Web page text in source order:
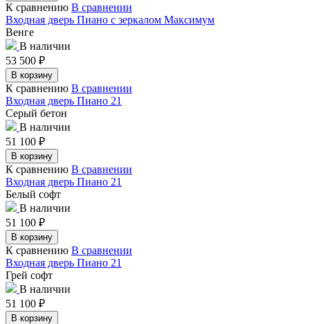
К сравнению В сравнении
Входная дверь Пиано с зеркалом Максимум
Венге
В наличии
53 500 ₽
В корзину
К сравнению В сравнении
Входная дверь Пиано 21
Серый бетон
В наличии
51 100 ₽
В корзину
К сравнению В сравнении
Входная дверь Пиано 21
Белый софт
В наличии
51 100 ₽
В корзину
К сравнению В сравнении
Входная дверь Пиано 21
Грей софт
В наличии
51 100 ₽
В корзину